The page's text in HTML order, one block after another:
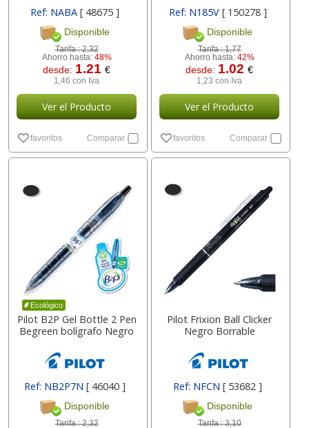
Ref: NABA [ 48675 ]
Disponible
Tarifa :2,32
Ahorro hasta: 48%
desde: 1.21€
1,46 con Iva
Ver el Producto
favoritos Comparar
Ref: N185V [ 150278 ]
Disponible
Tarifa :1,77
Ahorro hasta: 42%
desde: 1.02€
1,23 con Iva
Ver el Producto
favoritos Comparar
Ecológico
Pilot B2P Gel Bottle 2 Pen
Begreen bolígrafo Negro
Ref: NB2P7N [ 46040 ]
Disponible
Tarifa :2,32
Pilot Frixion Ball Clicker
Negro Borrable
Ref: NFCN [ 53682 ]
Disponible
Tarifa :3,10